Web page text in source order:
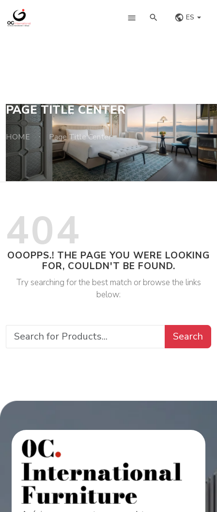
ES
PAGE TITLE CENTER
HOME · Page Title Center
404
OOOPPS.! THE PAGE YOU WERE LOOKING
FOR, COULDN'T BE FOUND.
Try searching for the best match or browse the links
below:
Search